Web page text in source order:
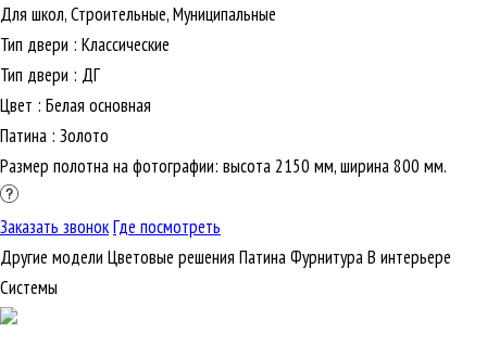
Для школ, Строительные, Муниципальные
Тип двери : Классические
Тип двери : ДГ
Цвет : Белая основная
Патина : Золото
Размер полотна на фотографии: высота 2150 мм, ширина 800 мм.
Заказать звонокГде посмотреть
Другие модели Цветовые решения ПатинаФурнитураВ интерьере
Cистемы